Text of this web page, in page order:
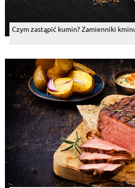
Czym zastąpić kumin? Zamienniki